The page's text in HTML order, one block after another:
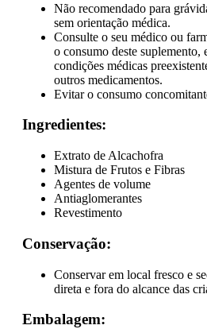
Não recomendado para
sem orientação médica.
Consulte o seu médico ou
o consumo deste suplemento,
condições médicas
outros medicamentos.
Evitar o consumo
Ingredientes:
Extrato de Alcachofra
Mistura de Frutos e Fibras
Agentes de volume
Antiaglomerantes
Revestimento
Conservação:
Conservar em local fresco e
direta e fora do alcance das
Embalagem: